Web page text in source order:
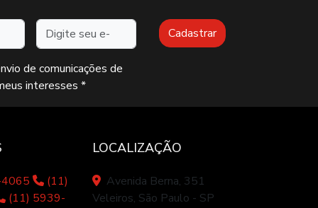
Uniformes para açougueiros
Uniformes profissionais para açougue
Uniformes profissionais
Mascara tecido lavável
Mascara dupla camada
Endereço de e-mail
de comunicações de
interesses *
Cadastrar
(11)
(11) 5939-
LOCALIZAÇÃO
Avenida Berna, 351
Veleiros, São Paulo - SP